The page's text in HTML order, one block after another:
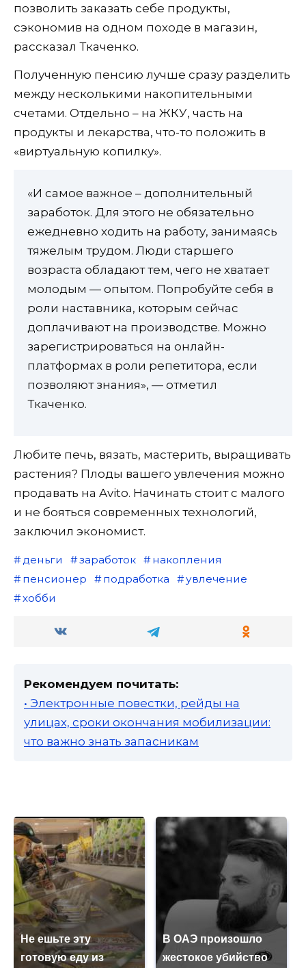
позволить заказать себе продукты,
сэкономив на одном походе в магазин,
рассказал Ткаченко.
Полученную пенсию лучше сразу разделить
между несколькими накопительными
счетами. Отдельно – на ЖКУ, часть на
продукты и лекарства, что-то положить в
«виртуальную копилку».
«И самое важное – дополнительный
заработок. Для этого не обязательно
ежедневно ходить на работу, занимаясь
тяжелым трудом. Люди старшего
возраста обладают тем, чего не хватает
молодым — опытом. Попробуйте себя в
роли наставника, которым сейчас
доплачивают на производстве. Можно
зарегистрироваться на онлайн-
платформах в роли репетитора, если
позволяют знания», — отметил
Ткаченко.
Любите печь, вязать, мастерить, выращивать
растения? Плоды вашего увлечения можно
продавать на Avito. Начинать стоит с малого
и не бояться современных технологий,
заключил экономист.
деньги заработок
накопления
пенсионер
подработка
увлечение
хобби
Рекомендуем почитать:
• Электронные повестки, рейды на
улицах, сроки окончания мобилизации:
что важно знать запасникам
Не ешьте эту
готовую еду из
В ОАЭ произошло
жестокое убийство